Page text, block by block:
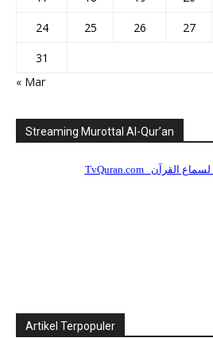
24
25 26 27
31
« Mar
Streaming Murottal Al-Qur’an
Artikel Terpopuler